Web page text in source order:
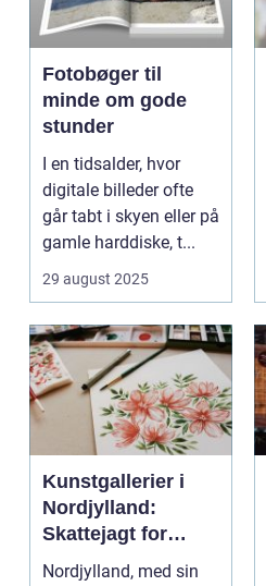
Fotobøger til
minde om gode
stunder
I en tidsalder, hvor
digitale billeder ofte
går tabt i skyen eller på
gamle harddiske, t...
29 august 2025
Kunstgallerier i
Nordjylland:
Skattejagt for
kunstentusiaster
Nordjylland, med sin